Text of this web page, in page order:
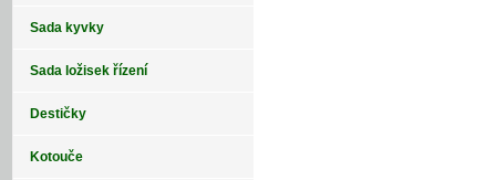
Sada kyvky
Sada ložisek řízení
Destičky
Kotouče